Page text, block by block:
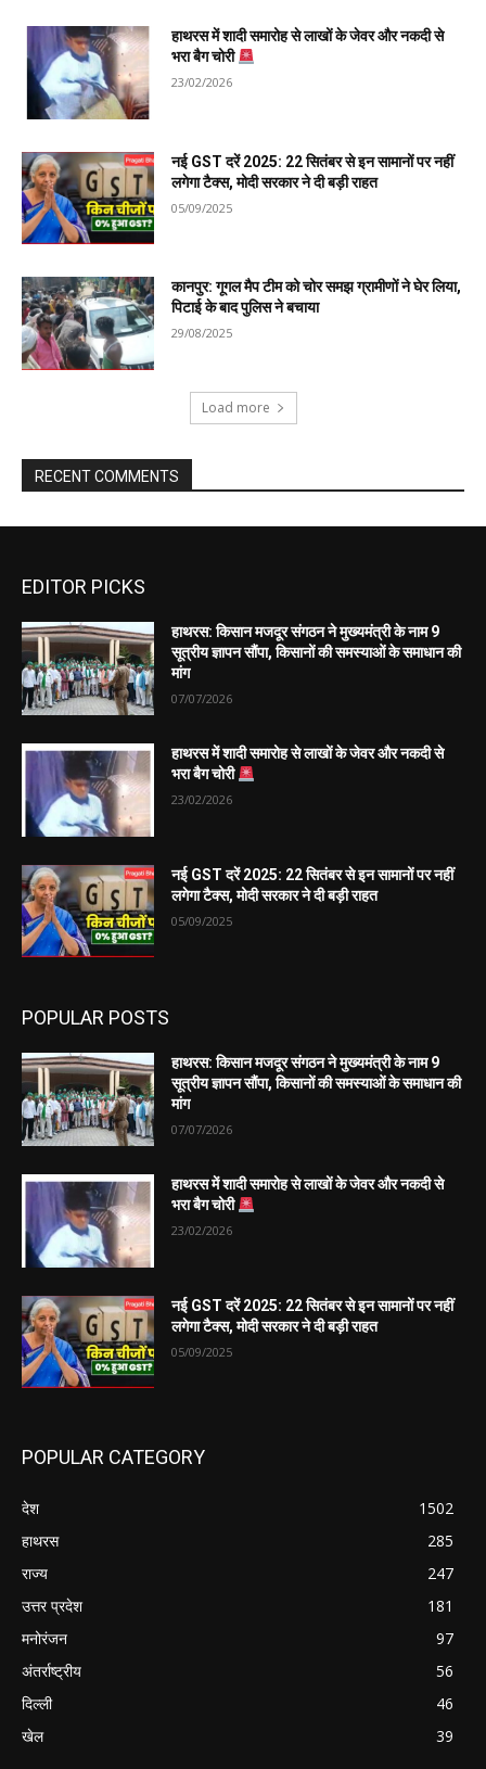
EDITOR PICKS
हाथरस: किसान मजदूर संगठन ने मुख्यमंत्री के नाम 9
सूत्रीय ज्ञापन सौंपा, किसानों की समस्याओं के समाधान की
मांग
07/07/2026
हाथरस में शादी समारोह से लाखों के जेवर और नकदी से
भरा बैग चोरी
23/02/2026
नई GST दरें 2025: 22 सितंबर से इन सामानों पर नहीं
लगेगा टैक्स, मोदी सरकार ने दी बड़ी राहत
05/09/2025
POPULAR POSTS
हाथरस: किसान मजदूर संगठन ने मुख्यमंत्री के नाम 9
सूत्रीय ज्ञापन सौंपा, किसानों की समस्याओं के समाधान की
मांग
07/07/2026
हाथरस में शादी समारोह से लाखों के जेवर और नकदी से
भरा बैग चोरी
23/02/2026
नई GST दरें 2025: 22 सितंबर से इन सामानों पर नहीं
लगेगा टैक्स, मोदी सरकार ने दी बड़ी राहत
05/09/2025
POPULAR CATEGORY
देश
1502
हाथरस
285
राज्य
247
उत्तर प्रदेश
181
मनोरंजन
97
अंतर्राष्ट्रीय
56
दिल्ली
46
खेल
39